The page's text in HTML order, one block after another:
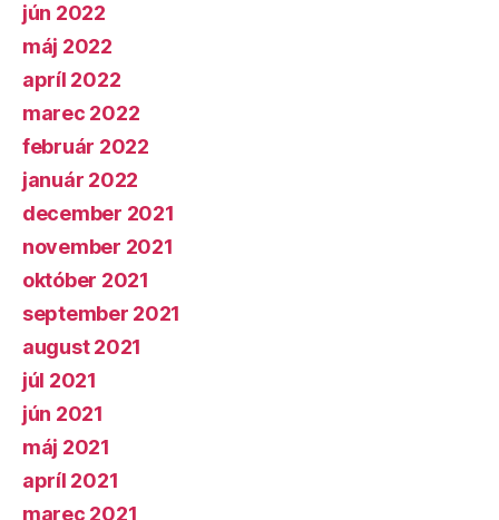
jún 2022
máj 2022
apríl 2022
marec 2022
február 2022
január 2022
december 2021
november 2021
október 2021
september 2021
august 2021
júl 2021
jún 2021
máj 2021
apríl 2021
marec 2021